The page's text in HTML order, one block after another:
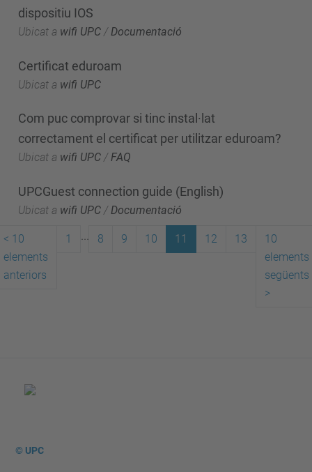
dispositiu IOS
Ubicat a wifi UPC /Documentació
Certificat eduroam
Ubicat a wifi UPC
Com puc comprovar si tinc instal·lat
correctament el certificat per utilitzar eduroam?
Ubicat a wifi UPC /FAQ
UPCGuest connection guide (English)
Ubicat a wifi UPC / Documentació
< 10
elements
anteriors
1 8 9 10 11 12 13
10
elements
següents
>
© UPC